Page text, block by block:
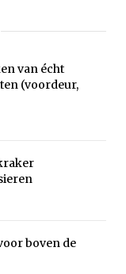
van écht
(voordeur,
boven de